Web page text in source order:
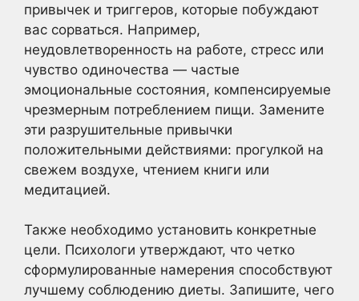
привычек и триггеров, которые побуждают
вас сорваться. Например,
неудовлетворенность на работе, стресс или
чувство одиночества — частые
эмоциональные состояния, компенсируемые
чрезмерным потреблением пищи. Замените
эти разрушительные привычки
положительными действиями: прогулкой на
свежем воздухе, чтением книги или
медитацией.
Также необходимо установить конкретные
цели. Психологи утверждают, что четко
сформулированные намерения способствуют
лучшему соблюдению диеты. Запишите, чего